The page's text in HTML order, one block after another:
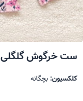
ست خرگوش گلگلی
کلکسیون: بچگانه